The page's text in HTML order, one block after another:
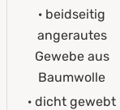
· beidseitig
angerautes
Gewebe aus
Baumwolle
· dicht gewebt